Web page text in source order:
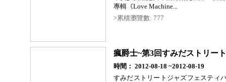
專輯《Love Machine...
>累積瀏覽數: 777
瘋爵士~第3回すみだストリー
時間： 2012-08-18 ~2012-08-19
すみだストリートジャズフェスティ